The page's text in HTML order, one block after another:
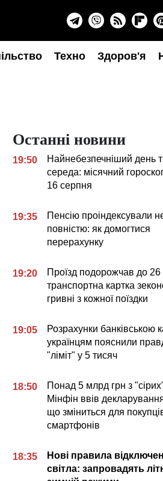
Техно Здоров'я
Останні новини
19:50
Найнебезпечніший день
середа: місячний
16 серпня
19:35
Пенсію проіндексували
повністю: як домогтися
перерахунку
19:20
Проїзд подорожчав до 26
транспортна картка
гривні з кожної поїздки
19:05
Розрахунки банківською
українцям пояснили
"ліміт" у 5 тисяч
18:50
Понад 5 млрд грн з
Мінфін ввів
що зміниться для
смартфонів
18:35
Нові правила
світла: запровадять